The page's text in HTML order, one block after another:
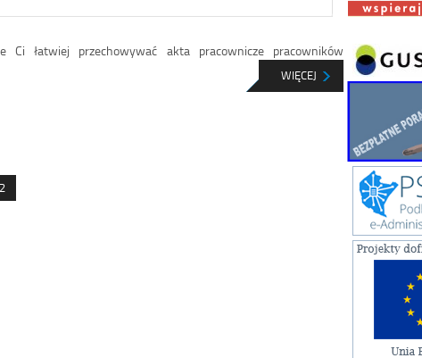
Ci łatwiej przechowywać akta pracownicze pracowników
WIĘCEJ
2